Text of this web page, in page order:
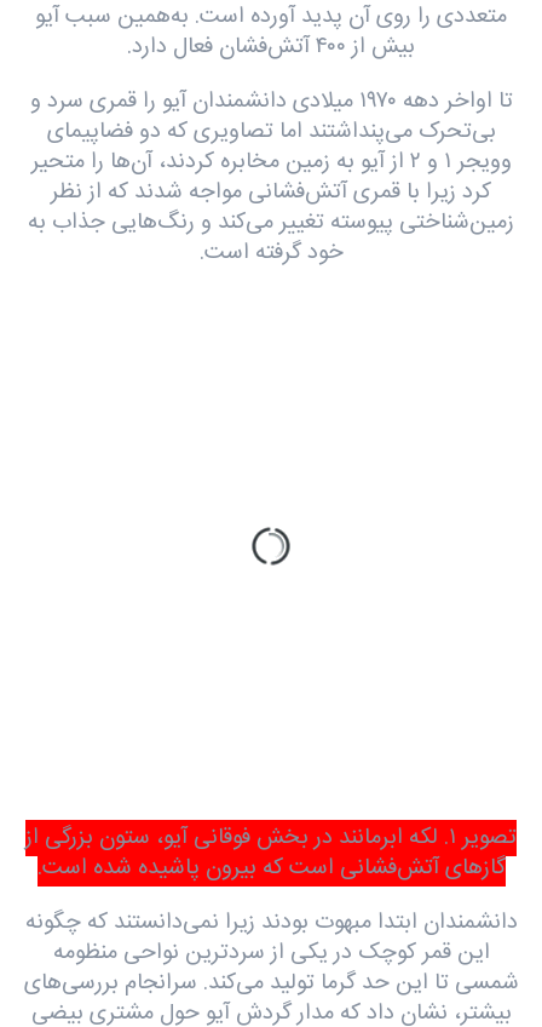
متعددی را روی آن پدید آورده است. به‌همین سبب آیو
بیش از ۴۰۰ آتش‌فشان فعال دارد.
تا اواخر دهه ۱۹۷۰ میلادی دانشمندان آیو را قمری سرد و
بی‌تحرک می‌پنداشتند اما تصاویری که دو فضاپیمای
وویجر ۱ و ۲ از آیو به زمین مخابره کردند، آن‌ها را متحیر
کرد زیرا با قمری آتش‌فشانی مواجه شدند که از نظر
زمین‌شناختی پیوسته تغییر می‌کند و رنگ‌هایی جذاب به
خود گرفته است.
تصویر ۱. لکه ابرمانند در بخش فوقانی آیو، ستون بزرگی از
گازهای آتش‌فشانی است که بیرون پاشیده شده است.
دانشمندان ابتدا مبهوت بودند زیرا نمی‌دانستند که چگونه
این قمر کوچک در یکی از سردترین نواحی منظومه
شمسی تا این حد گرما تولید می‌کند. سرانجام بررسی‌های
بیشتر، نشان داد که مدار گردش آیو حول مشتری بیضی